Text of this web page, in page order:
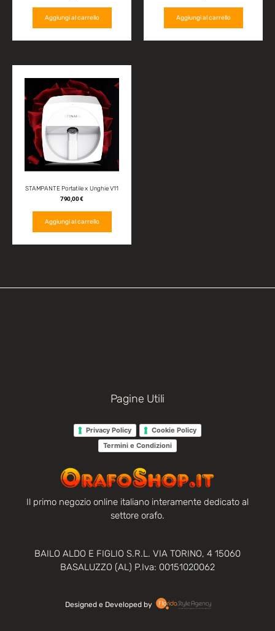
Aggiungi al carrello Aggiungi al carrello
STAMPANTE Portatile x Unghie V11
790,00€
Aggiungi al carrello
Pagine Utili
Privacy Policy
Cookie Policy
Termini e Condizioni
Il primo negozio online italiano interamente dedicato al
settore orafo.
BAILO ALDO E FIGLIO S.R.L. VIA TORINO, 4 15060
BASALUZZO (AL) P.Iva: 00151020062